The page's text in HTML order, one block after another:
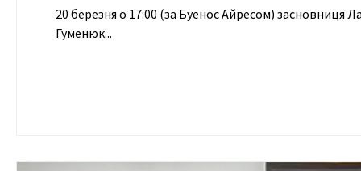
20 березня о 17:00 (за Буенос Айресом) засновниця
Гуменюк...